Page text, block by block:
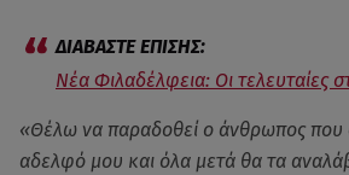
Νέα Φιλαδέλφεια: Oι τελευταίες
«Θέλω να παραδοθεί ο άνθρωπος που
αδελφό μου και όλα μετά θα τα